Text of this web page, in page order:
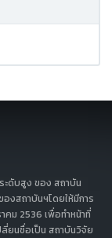
ดับสูง ของ สถาบัน
งสถาบันฯโดยให้มีการ
คม 2536 เพื่อทำหน้าที่
ลี่ยนชื่อเป็น สถาบันวิจัย